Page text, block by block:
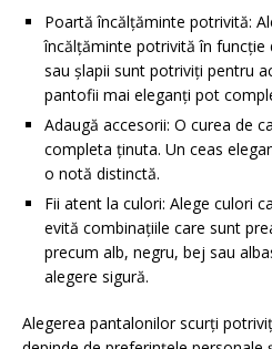
Poartă încălțăminte potrivită:
încălțăminte potrivită în
sau șlapii sunt potriviți pentru
pantofii mai eleganți pot
Adaugă accesorii: O curea de
completa ținuta. Un ceas
o notă distinctă.
Fii atent la culori: Alege culori
evită combinațiile care sunt
precum alb, negru, bej sau
alegere sigură.
Alegerea pantalonilor scurți